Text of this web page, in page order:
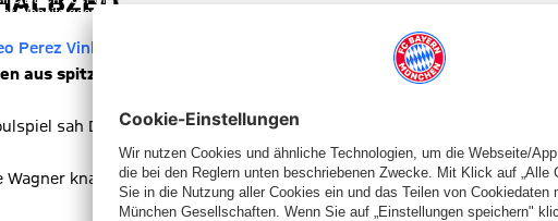
Website gespeichert und Sie können dies jederzeit in der
Perez Vinlöf
schickte Kern mit einem weiten Ball auf die Reise, der
aus spitzem Winkel zum 2:0 ins kurze Eck. Für den Münchner war
sah Debütant Fernández die Gelb-Rote Karte und die Münchner
knallte den Ball von halblinks ans Aluminium. Da fehlte nicht